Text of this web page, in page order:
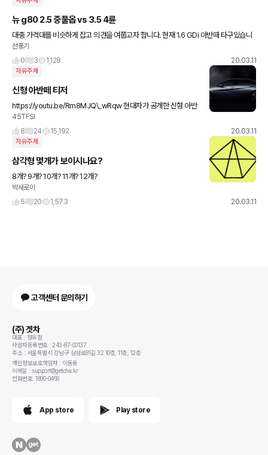
뉴 g80 2.5 중풀옵 vs 3.5 4륜
대충 가격대를 비슷하게 잡고 의견을 여쭙고자 합니다. 현재 1.6 GDi 아반떼 타구있습니
다 6년째ㅎㅎ.. 2.5 4기통만 타도 체감이 확 달라지겠지만 6기통 6기통 하니 너무 궁금하
기도 하네요
선풍기
0
3 1,128 20.03.11
자유주제
신형 아반떼 티저
https://youtu.be/Rm8MJQ\_wRqw 현대차가 공개한 신형 아반
떼 티저 영상입니다
45TFSI
8
24 15,192 20.03.11
자유주제
삼각형 몇개가 보이시나요?
8개? 9개? 10개? 11개? 12개?
박새로이
5
20 1,573 20.03.11
고객센터 문의하기
(주) 겟차
대표 : 정유철
사업자등록번호 : 243-87-00137
주소 : 서울특별시 강남구 삼성로91길 32 10층, 11층, 12층
개인정보보호책임자 : 이동용
이메일 : support@getcha.kr
전화번호: 1800-0456
App store Play store